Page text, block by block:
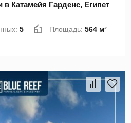
в Катамейя Гарденс, Египет
5 Площадь:564 м²